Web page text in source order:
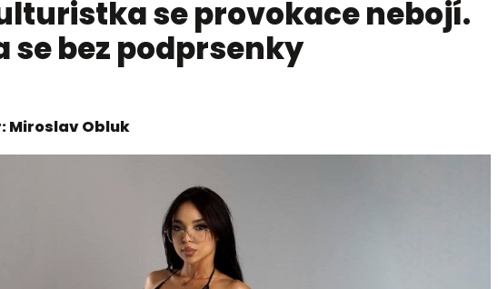
se provokace nebojí.
se bez podprsenky
Miroslav Obluk